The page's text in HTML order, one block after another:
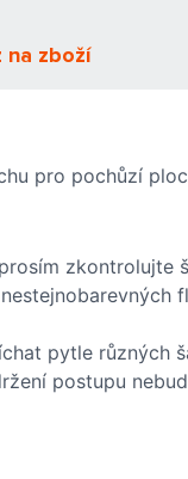
na zboží
pro pochůzí
zkontrolujte
pytle různých
postupu